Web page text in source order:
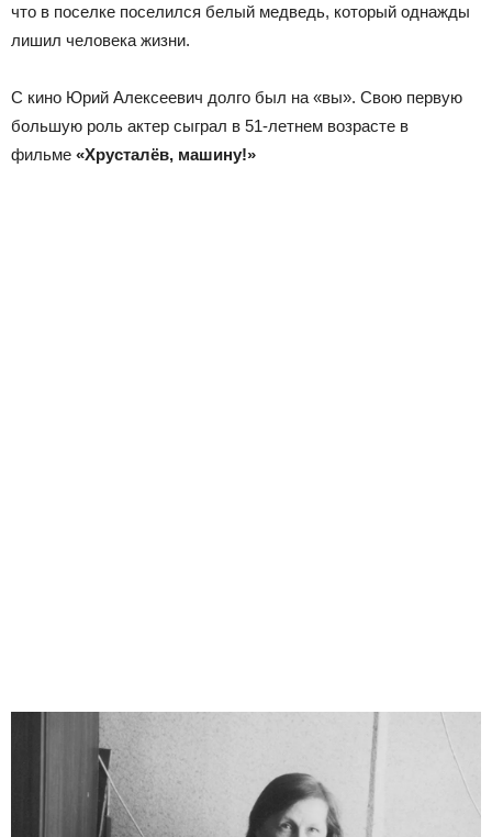
что в поселке поселился белый медведь, который однажды
лишил человека жизни.
С кино Юрий Алексеевич долго был на «вы». Свою первую
большую роль актер сыграл в 51-летнем возрасте в
фильме «Хрусталёв, машину!»